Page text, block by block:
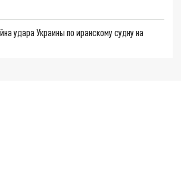
удара Украины по иранскому судну на